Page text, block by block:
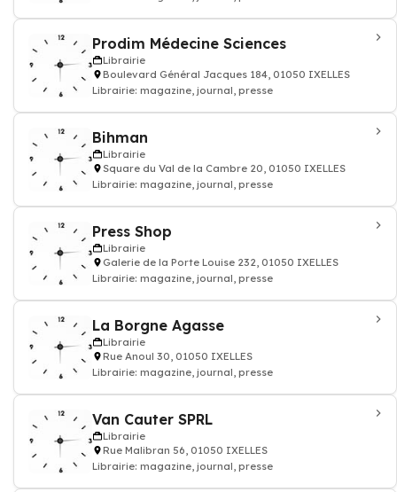
Prodim Médecine Sciences
Librairie
Boulevard Général Jacques 184, 01050 IXELLES
Librairie: magazine, journal, presse
Bihman
Librairie
Square du Val de la Cambre 20, 01050 IXELLES
Librairie: magazine, journal, presse
Press Shop
Librairie
Galerie de la Porte Louise 232, 01050 IXELLES
Librairie: magazine, journal, presse
La Borgne Agasse
Librairie
Rue Anoul 30, 01050 IXELLES
Librairie: magazine, journal, presse
Van Cauter SPRL
Librairie
Rue Malibran 56, 01050 IXELLES
Librairie: magazine, journal, presse